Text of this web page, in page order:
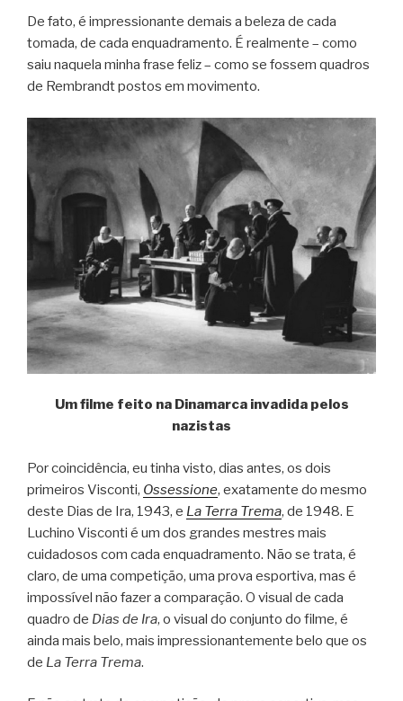
De fato, é impressionante demais a beleza de cada
tomada, de cada enquadramento. É realmente – como
saiu naquela minha frase feliz – como se fossem quadros
de Rembrandt postos em movimento.
Um filme feito na Dinamarca invadida pelos
nazistas
Por coincidência, eu tinha visto, dias antes, os dois
primeiros Visconti, Ossessione, exatamente do mesmo
deste Dias de Ira, 1943, e La Terra Trema, de 1948. E
Luchino Visconti é um dos grandes mestres mais
cuidadosos com cada enquadramento. Não se trata, é
claro, de uma competição, uma prova esportiva, mas é
impossível não fazer a comparação. O visual de cada
quadro de Dias de Ira, o visual do conjunto do filme, é
ainda mais belo, mais impressionantemente belo que os
de La Terra Trema.